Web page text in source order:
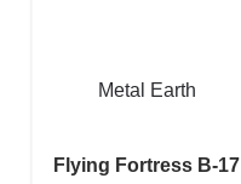
Metal Earth
Flying Fortress B-17